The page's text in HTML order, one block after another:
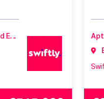
25 Castle Gate Apartments, Lord Edward Street, Dublin 2, D02T229